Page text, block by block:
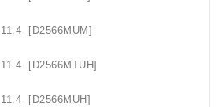
11.4 [D2566MUM]
[D2566MTUH]
11.4 [D2566MUH]